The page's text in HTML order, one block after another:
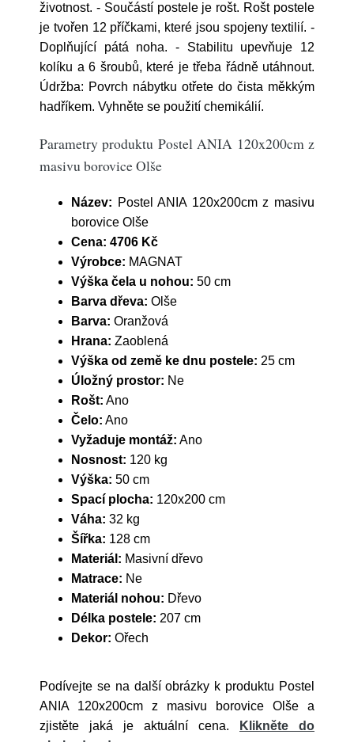
životnost. - Součástí postele je rošt. Rošt postele
je tvořen 12 příčkami, které jsou spojeny textilií. -
Doplňující pátá noha. - Stabilitu upevňuje 12
kolíku a 6 šroubů, které je třeba řádně utáhnout.
Údržba: Povrch nábytku otřete do čista měkkým
hadříkem. Vyhněte se použití chemikálií.
Parametry produktu Postel ANIA 120x200cm z
masivu borovice Olše
Název: Postel ANIA 120x200cm z masivu
borovice Olše
Cena: 4706 Kč
Výrobce: MAGNAT
Výška čela u nohou: 50 cm
Barva dřeva: Olše
Barva: Oranžová
Hrana: Zaoblená
Výška od země ke dnu postele: 25 cm
Úložný prostor: Ne
Rošt: Ano
Čelo: Ano
Vyžaduje montáž: Ano
Nosnost: 120 kg
Výška: 50 cm
Spací plocha: 120x200 cm
Váha: 32 kg
Šířka: 128 cm
Materiál: Masivní dřevo
Matrace: Ne
Materiál nohou: Dřevo
Délka postele: 207 cm
Dekor: Ořech
Podívejte se na další obrázky k produktu Postel
ANIA 120x200cm z masivu borovice Olše a
zjistěte jaká je aktuální cena.
Klikněte do